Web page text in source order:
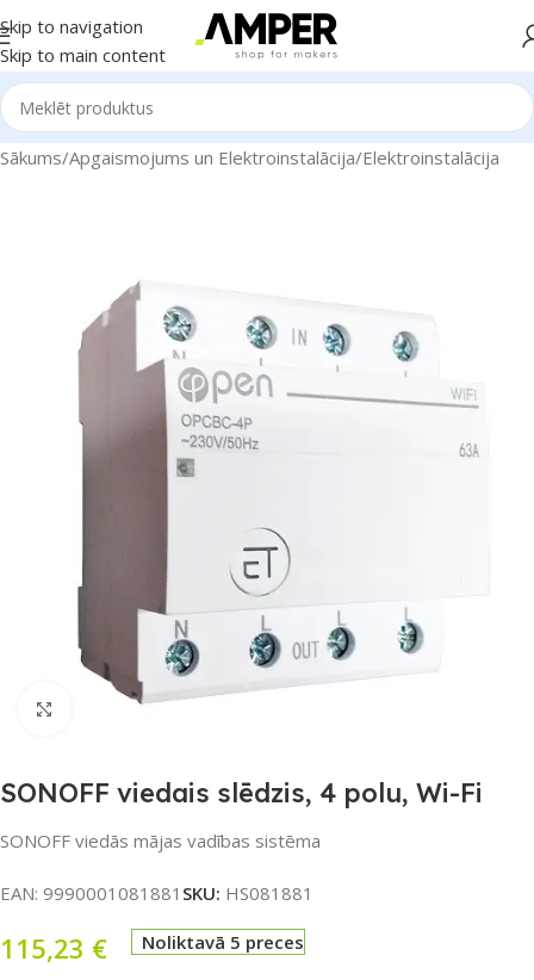
Skip to navigation
Skip to main content
Sākums/Apgaismojums un Elektroinstalācija/Elektroinstalācija
Noklikšķiniet, lai palielinātu
SONOFF viedais slēdzis, 4 polu, Wi-Fi
SONOFF viedās mājas vadības sistēma
EAN: 9990001081881 SKU: HS081881
115,23 € Noliktavā 5 preces